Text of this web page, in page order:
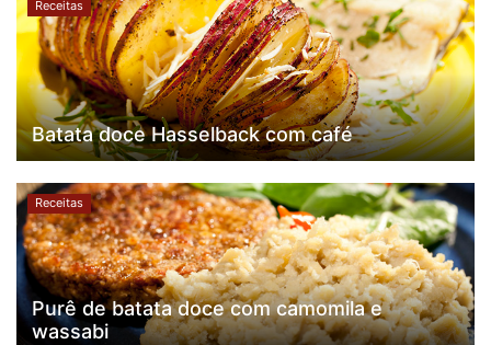
Receitas
Batata doce Hasselback com café
Receitas
Purê de batata doce com camomila e
wassabi